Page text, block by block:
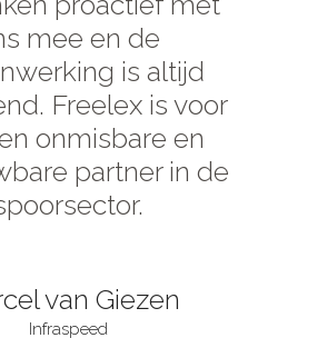
mee en de
is altijd
Freelex is voor
onmisbare en
partner in de
van Giezen
Infraspeed